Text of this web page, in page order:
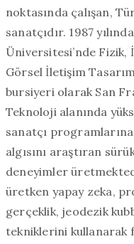
noktasında çalışan,
sanatçıdır. 1987
Üniversitesi’nde Fizik,
Görsel İletişim
bursiyeri olarak San
Teknoloji alanında
sanatçı
algısını araştıran
deneyimler
üretken yapay zeka,
gerçeklik, jeodezik
tekniklerini kullanarak